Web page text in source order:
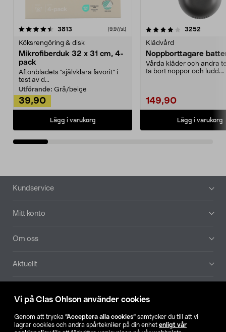
Vi på Clas Ohlson använder cookies
Genom att trycka ”Acceptera alla cookies” samtycker du till att vi
lagrar cookies och andra spårtekniker på din enhet enligt vår
3813 (9,97/st)
Köksrengöring & disk
Mikrofiberduk 32 x 31 cm, 4-
pack
Aftonbladets "självklara favorit” i
test av d...
Utförande: Grå/beige
39,90
Lägg i varukorg
4.0av 5 stjärnor 3252
Klädvård
Noppborttagare
Vårda kläder och andra
ta bort noppor och ludd.
149,90
Lägg i varukorg
4.5av 5 stjärnor
Sidfot
Kundservice
Mitt konto
Om oss
Aktuellt
Hitta butik